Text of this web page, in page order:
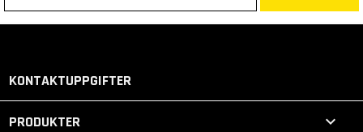
KONTAKTUPPGIFTER
PRODUKTER 